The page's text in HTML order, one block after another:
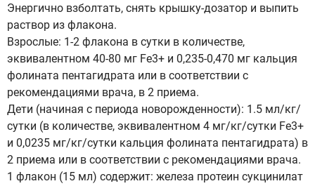
Энергично взболтать, снять крышку-дозатор и выпить
раствор из флакона.
Взрослые: 1-2 флакона в сутки в количестве,
эквивалентном 40-80 мг Fe3+ и 0,235-0,470 мг кальция
фолината пентагидрата или в соответствии с
рекомендациями врача, в 2 приема.
Дети (начиная с периода новорожденности): 1.5 мл/кг/
сутки (в количестве, эквивалентном 4 мг/кг/сутки Fe3+
и 0,0235 мг/кг/сутки кальция фолината пентагидрата) в
2 приема или в соответствии с рекомендациями врача.
1 флакон (15 мл) содержит: железа протеин сукцинилат